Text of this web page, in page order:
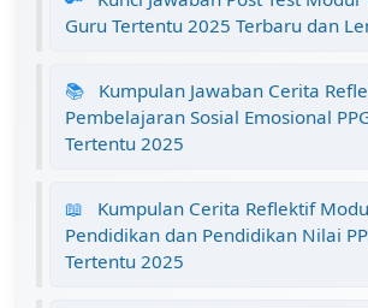
Guru Tertentu 2025 Terbaru dan
📚
Kumpulan Jawaban Cerita
Pembelajaran Sosial Emosional
Tertentu 2025
📖
Kumpulan Cerita Reflektif
Pendidikan dan Pendidikan Nilai
Tertentu 2025